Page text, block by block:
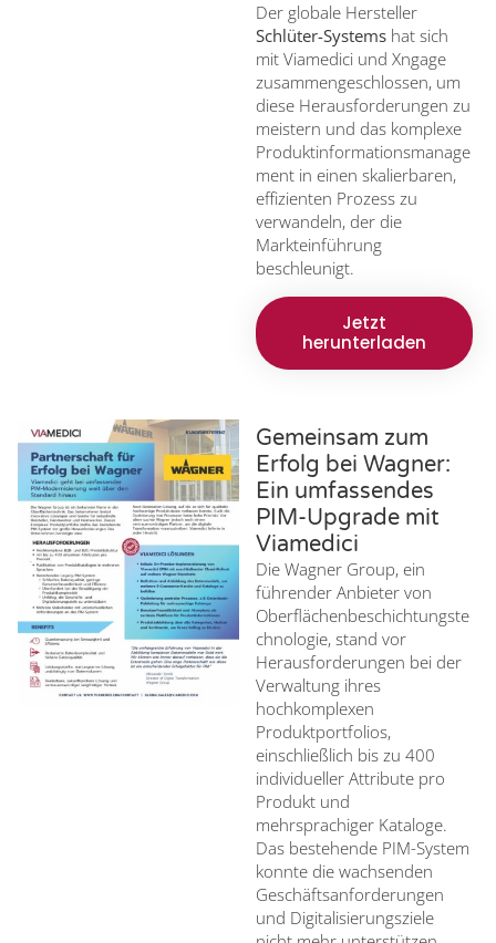
Der globale Hersteller
Schlüter-Systems hat sich
mit Viamedici und Xngage
zusammengeschlossen, um
diese Herausforderungen zu
meistern und das komplexe
Produktinformationsmanage
ment in einen skalierbaren,
effizienten Prozess zu
verwandeln, der die
Markteinführung
beschleunigt.
Jetzt
herunterladen
Gemeinsam zum
Erfolg bei Wagner:
Ein umfassendes
PIM-Upgrade mit
Viamedici
Die Wagner Group, ein
führender Anbieter von
Oberflächenbeschichtungste
chnologie, stand vor
Herausforderungen bei der
Verwaltung ihres
hochkomplexen
Produktportfolios,
einschließlich bis zu 400
individueller Attribute pro
Produkt und
mehrsprachiger Kataloge.
Das bestehende PIM-System
konnte die wachsenden
Geschäftsanforderungen
und Digitalisierungsziele